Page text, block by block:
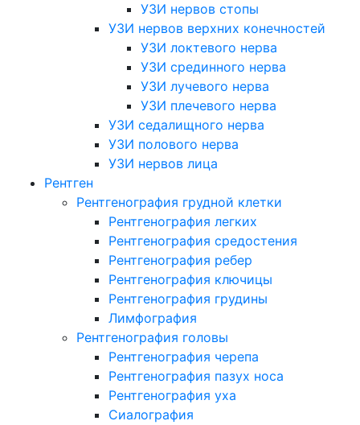
УЗИ нервов стопы
УЗИ нервов верхних конечностей
УЗИ локтевого нерва
УЗИ срединного нерва
УЗИ лучевого нерва
УЗИ плечевого нерва
УЗИ седалищного нерва
УЗИ полового нерва
УЗИ нервов лица
Рентген
Рентгенография грудной клетки
Рентгенография легких
Рентгенография средостения
Рентгенография ребер
Рентгенография ключицы
Рентгенография грудины
Лимфография
Рентгенография головы
Рентгенография черепа
Рентгенография пазух носа
Рентгенография уха
Сиалография